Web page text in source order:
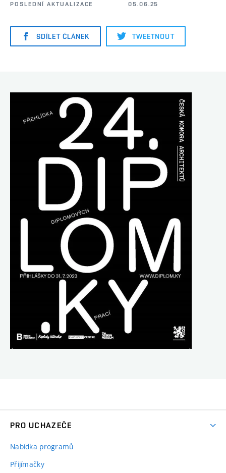
POSLEDNÍ AKTUALIZACE
05.06.25
SDÍLET ČLÁNEK TWEETNOUT
PRO UCHAZEČE
Nabídka programů
Přijímačky